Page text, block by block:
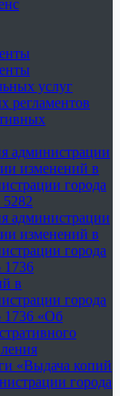
услуг
регламентов
администрации
изменений в
города
администрации
изменений в
города
1736
в
города
1736 «Об
«Выдача копий
города